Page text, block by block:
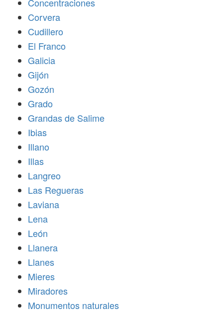
Corvera
Cudillero
El Franco
Galicia
Gijón
Gozón
Grado
Grandas de Salime
Ibias
Illano
Illas
Langreo
Las Regueras
Laviana
Lena
León
Llanera
Llanes
Mieres
Miradores
Monumentos naturales